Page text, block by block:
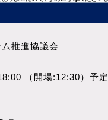
推進協議会
（開場:12:30）予定